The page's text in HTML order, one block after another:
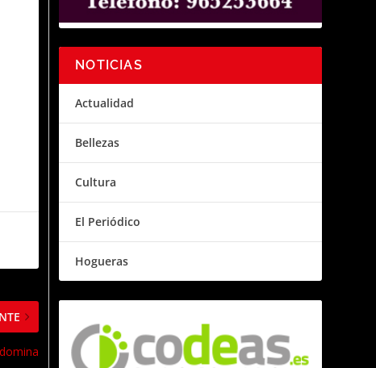
NOTICIAS
Actualidad
Bellezas
Cultura
El Periódico
Hogueras